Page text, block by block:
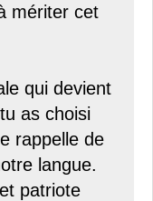
mériter cet
qui devient
as choisi
rappelle de
langue.
patriote